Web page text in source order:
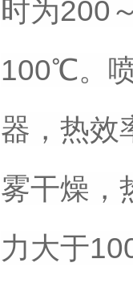
时为200
100℃。
器，热效
雾干燥，
力大于